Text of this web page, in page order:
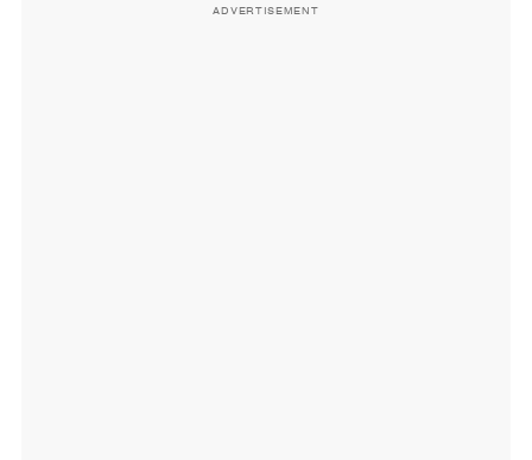
ADVERTISEMENT